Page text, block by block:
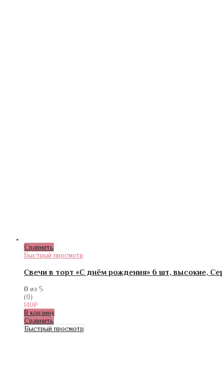
Сравнить
Быстрый просмотр
Свечи в торт «С днём рождения» 6 шт, высокие,
0 из 5
(0)
140₽
В корзину
Сравнить
Быстрый просмотр